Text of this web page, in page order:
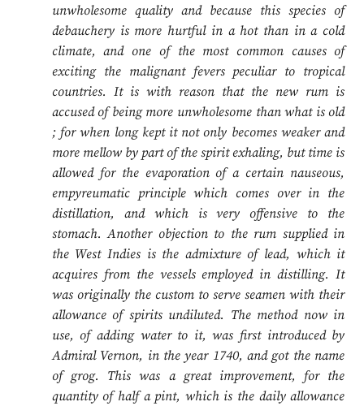
unwholesome quality and because this species of
debauchery is more hurtful in a hot than in a cold
climate, and one of the most common causes of
exciting the malignant fevers peculiar to tropical
countries. It is with reason that the new rum is
accused of being more unwholesome than what is old
; for when long kept it not only becomes weaker and
more mellow by part of the spirit exhaling, but time is
allowed for the evaporation of a certain nauseous,
empyreumatic principle which comes over in the
distillation, and which is very offensive to the
stomach. Another objection to the rum supplied in
the West Indies is the admixture of lead, which it
acquires from the vessels employed in distilling. It
was originally the custom to serve seamen with their
allowance of spirits undiluted. The method now in
use, of adding water to it, was first introduced by
Admiral Vernon, in the year 1740, and got the name
of grog. This was a great improvement, for the
quantity of half a pint, which is the daily allowance